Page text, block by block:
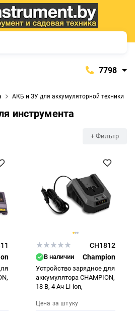
7798
+375 (29) 765-57-74
proinstrument-minsk@mail.ru
с 9:00 до 20:00
АКБ и ЗУ для аккумуляторной техники
инструмента
+ Фильтр
CH1812
В наличии Champion
Устройство зарядное для
аккумулятора CHAMPION,
18 B, 4 Aч Li-ion,
Цена за штуку